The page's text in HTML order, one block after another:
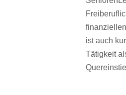
ist auch
Tätigkeit